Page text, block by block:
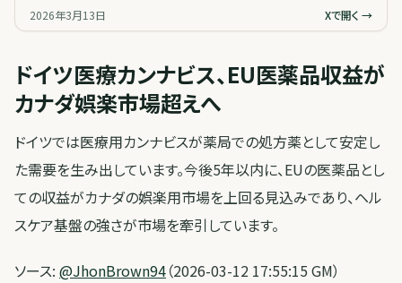
2026年3月13日 Xで開く →
ドイツ医療カンナビス、EU医薬品収益が
カナダ娯楽市場超えへ
ドイツでは医療用カンナビスが薬局での処方薬として安定し
た需要を生み出しています。今後5年以内に、EUの医薬品とし
ての収益がカナダの娯楽用市場を上回る見込みであり、ヘル
スケア基盤の強さが市場を牽引しています。
ソース: @JhonBrown94（2026-03-12 17:55:15 GM）